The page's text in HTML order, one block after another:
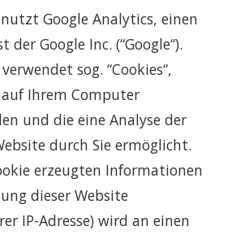
Google Analytics, einen
der Google Inc. (“Google“).
sog. “Cookies“,
Ihrem Computer
und die eine Analyse der
durch Sie ermöglicht.
erzeugten Informationen
dieser Website
IP-Adresse) wird an einen